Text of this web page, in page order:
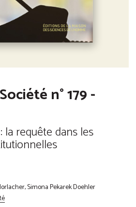
n° 179 -
la requête dans les
Simona Pekarek Doehler